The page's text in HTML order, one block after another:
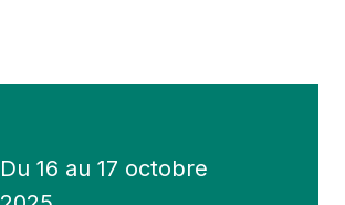
Du 16 au 17 octobre